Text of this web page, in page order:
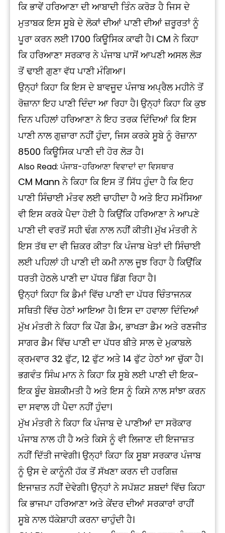
ਕਿ ਭਾਵੇਂ ਹਰਿਆਣਾ ਦੀ ਆਬਾਦੀ ਤਿੰਨ ਕਰੋੜ ਹੈ ਜਿਸ ਦੇ
ਮੁਤਾਬਕ ਇਸ ਸੂਬੇ ਦੇ ਲੋਕਾਂ ਦੀਆਂ ਪਾਣੀ ਦੀਆਂ ਜ਼ਰੂਰਤਾਂ ਨੂੰ
ਪੂਰਾ ਕਰਨ ਲਈ 1700 ਕਿਊਸਿਕ ਕਾਫੀ ਹੈ। CM ਨੇ ਕਿਹਾ
ਕਿ ਹਰਿਆਣਾ ਸਰਕਾਰ ਨੇ ਪੰਜਾਬ ਪਾਸੋਂ ਆਪਣੀ ਅਸਲ ਲੋੜ
ਤੋਂ ਢਾਈ ਗੁਣਾ ਵੱਧ ਪਾਣੀ ਮੰਗਿਆ।
ਉਨ੍ਹਾਂ ਕਿਹਾ ਕਿ ਇਸ ਦੇ ਬਾਵਜੂਦ ਪੰਜਾਬ ਅਪ੍ਰੈਲ ਮਹੀਨੇ ਤੋਂ
ਰੋਜ਼ਾਨਾ ਇਹ ਪਾਣੀ ਦਿੰਦਾ ਆ ਰਿਹਾ ਹੈ। ਉਨ੍ਹਾਂ ਕਿਹਾ ਕਿ ਕੁਝ
ਦਿਨ ਪਹਿਲਾਂ ਹਰਿਆਣਾ ਨੇ ਇਹ ਤਰਕ ਦਿੰਦਿਆਂ ਕਿ ਇਸ
ਪਾਣੀ ਨਾਲ ਗੁਜ਼ਾਰਾ ਨਹੀਂ ਹੁੰਦਾ, ਜਿਸ ਕਰਕੇ ਸੂਬੇ ਨੂੰ ਰੋਜ਼ਾਨਾ
8500 ਕਿਊਸਿਕ ਪਾਣੀ ਦੀ ਹੋਰ ਲੋੜ ਹੈ।
Also Read:ਪੰਜਾਬ-ਹਰਿਆਣਾ ਵਿਵਾਦਾਂ ਦਾ ਵਿਸਥਾਰ
CM Mann ਨੇ ਕਿਹਾ ਕਿ ਇਸ ਤੋਂ ਸਿੱਧ ਹੁੰਦਾ ਹੈ ਕਿ ਇਹ
ਪਾਣੀ ਸਿੰਚਾਈ ਮੰਤਵ ਲਈ ਚਾਹੀਦਾ ਹੈ ਅਤੇ ਇਹ ਸਮੱਸਿਆ
ਵੀ ਇਸ ਕਰਕੇ ਪੈਦਾ ਹੋਈ ਹੈ ਕਿਉਂਕਿ ਹਰਿਆਣਾ ਨੇ ਆਪਣੇ
ਪਾਣੀ ਦੀ ਵਰਤੋਂ ਸਹੀ ਢੰਗ ਨਾਲ ਨਹੀਂ ਕੀਤੀ। ਮੁੱਖ ਮੰਤਰੀ ਨੇ
ਇਸ ਤੱਥ ਦਾ ਵੀ ਜ਼ਿਕਰ ਕੀਤਾ ਕਿ ਪੰਜਾਬ ਖੇਤਾਂ ਦੀ ਸਿੰਚਾਈ
ਲਈ ਪਹਿਲਾਂ ਹੀ ਪਾਣੀ ਦੀ ਕਮੀ ਨਾਲ ਜੂਝ ਰਿਹਾ ਹੈ ਕਿਉਂਕਿ
ਧਰਤੀ ਹੇਠਲੇ ਪਾਣੀ ਦਾ ਪੱਧਰ ਡਿੱਗ ਰਿਹਾ ਹੈ।
ਉਨ੍ਹਾਂ ਕਿਹਾ ਕਿ ਡੈਮਾਂ ਵਿੱਚ ਪਾਣੀ ਦਾ ਪੱਧਰ ਚਿੰਤਾਜਨਕ
ਸਥਿਤੀ ਵਿੱਚ ਹੇਠਾਂ ਆਇਆ ਹੈ। ਇਸ ਦਾ ਹਵਾਲਾ ਦਿੰਦਿਆਂ
ਮੁੱਖ ਮੰਤਰੀ ਨੇ ਕਿਹਾ ਕਿ ਪੌਂਗ ਡੈਮ, ਭਾਖੜਾ ਡੈਮ ਅਤੇ ਰਣਜੀਤ
ਸਾਗਰ ਡੈਮ ਵਿੱਚ ਪਾਣੀ ਦਾ ਪੱਧਰ ਬੀਤੇ ਸਾਲ ਦੇ ਮੁਕਾਬਲੇ
ਕ੍ਰਮਵਾਰ 32 ਫੁੱਟ, 12 ਫੁੱਟ ਅਤੇ 14 ਫੁੱਟ ਹੇਠਾਂ ਆ ਚੁੱਕਾ ਹੈ।
ਭਗਵੰਤ ਸਿੰਘ ਮਾਨ ਨੇ ਕਿਹਾ ਕਿ ਸੂਬੇ ਲਈ ਪਾਣੀ ਦੀ ਇਕ-
ਇਕ ਬੂੰਦ ਬੇਸ਼ਕੀਮਤੀ ਹੈ ਅਤੇ ਇਸ ਨੂੰ ਕਿਸੇ ਨਾਲ ਸਾਂਝਾ ਕਰਨ
ਦਾ ਸਵਾਲ ਹੀ ਪੈਦਾ ਨਹੀਂ ਹੁੰਦਾ।
ਮੁੱਖ ਮੰਤਰੀ ਨੇ ਕਿਹਾ ਕਿ ਪੰਜਾਬ ਦੇ ਪਾਣੀਆਂ ਦਾ ਸਰੋਕਾਰ
ਪੰਜਾਬ ਨਾਲ ਹੀ ਹੈ ਅਤੇ ਕਿਸੇ ਨੂੰ ਵੀ ਲਿਜਾਣ ਦੀ ਇਜਾਜ਼ਤ
ਨਹੀਂ ਦਿੱਤੀ ਜਾਵੇਗੀ। ਉਨ੍ਹਾਂ ਕਿਹਾ ਕਿ ਸੂਬਾ ਸਰਕਾਰ ਪੰਜਾਬ
ਨੂੰ ਉਸ ਦੇ ਕਾਨੂੰਨੀ ਹੱਕ ਤੋਂ ਸੱਖਣਾ ਕਰਨ ਦੀ ਹਰਗਿਜ਼
ਇਜਾਜ਼ਤ ਨਹੀਂ ਦੇਵੇਗੀ। ਉਨ੍ਹਾਂ ਨੇ ਸਪੱਸ਼ਟ ਸ਼ਬਦਾਂ ਵਿੱਚ ਕਿਹਾ
ਕਿ ਭਾਜਪਾ ਹਰਿਆਣਾ ਅਤੇ ਕੇਂਦਰ ਦੀਆਂ ਸਰਕਾਰਾਂ ਰਾਹੀਂ
ਸੂਬੇ ਨਾਲ ਧੱਕੇਸ਼ਾਹੀ ਕਰਨਾ ਚਾਹੁੰਦੀ ਹੈ।